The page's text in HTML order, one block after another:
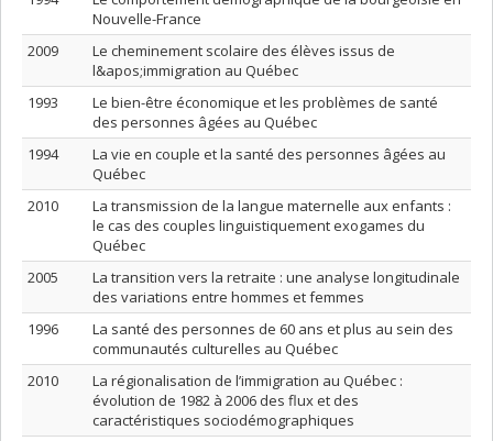
Nouvelle-France
2009
Le cheminement scolaire des élèves issus de
l&apos;immigration au Québec
1993
Le bien-être économique et les problèmes de santé
des personnes âgées au Québec
1994
La vie en couple et la santé des personnes âgées au
Québec
2010
La transmission de la langue maternelle aux enfants :
le cas des couples linguistiquement exogames du
Québec
2005
La transition vers la retraite : une analyse longitudinale
des variations entre hommes et femmes
1996
La santé des personnes de 60 ans et plus au sein des
communautés culturelles au Québec
2010
La régionalisation de l’immigration au Québec :
évolution de 1982 à 2006 des flux et des
caractéristiques sociodémographiques